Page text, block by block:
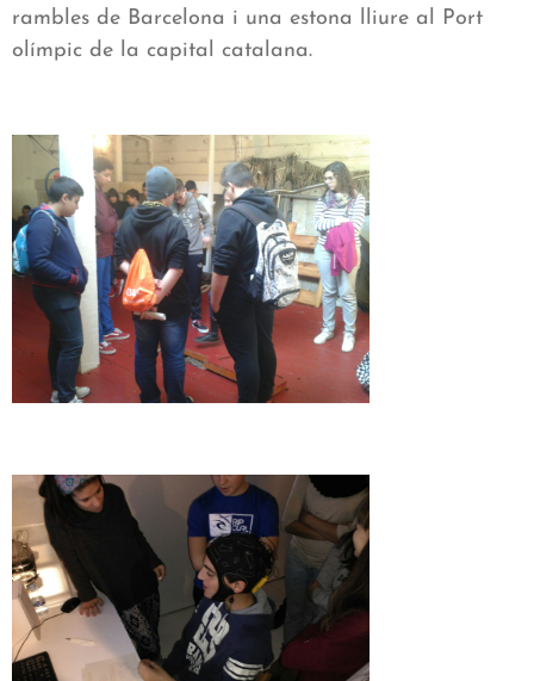
rambles de Barcelona i una estona lliure al Port
olímpic de la capital catalana.